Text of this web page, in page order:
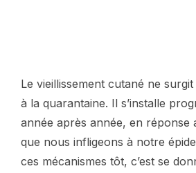
Le vieillissement cutané ne
à la quarantaine. Il s’installe
année après année, en réponse
que nous infligeons à notre
ces mécanismes tôt, c’est se